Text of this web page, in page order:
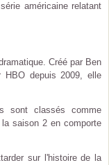
américaine relatant
Créé par Ben
depuis 2009, elle
sont classés comme
saison 2 en comporte
sur l'histoire de la